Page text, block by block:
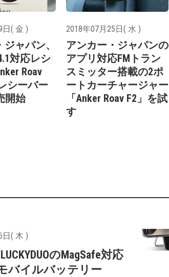
日( 金 )
ャパン、
対応レシ
Roav
シーバー
開始
2018年07月25日( 水 )
アンカー・ジャパンの
アプリ対応FMトラン
スミッター搭載の2ポ
ートカーチャージャー
「Anker Roav F2」を試
す
日( 木 )
のMagSafe対応
バイルバッテリー